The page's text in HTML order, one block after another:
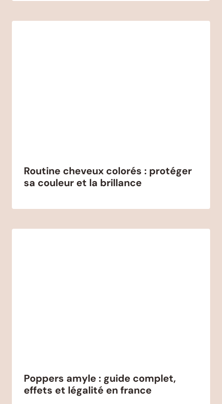
Routine cheveux colorés : protéger
sa couleur et la brillance
Poppers amyle : guide complet,
effets et légalité en france